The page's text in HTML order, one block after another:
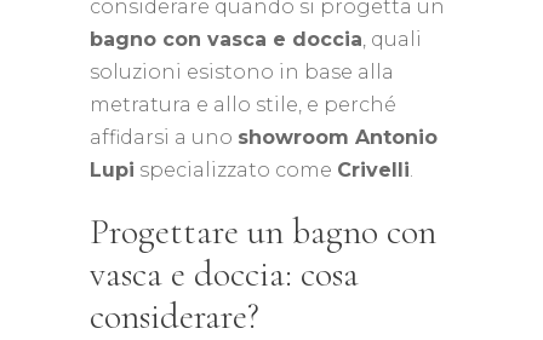
considerare quando si progetta un
bagno con vasca e doccia, quali
soluzioni esistono in base alla
metratura e allo stile, e perché
affidarsi a uno showroom Antonio
Lupi specializzato come Crivelli.
Progettare un bagno con
vasca e doccia: cosa
considerare?